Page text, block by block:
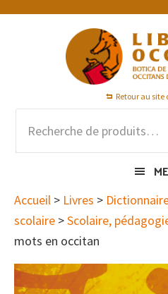
Passer
Passer
Passer
Retour au site
Accueil > Livres >
scolaire >Scolaire,
mots en occitan